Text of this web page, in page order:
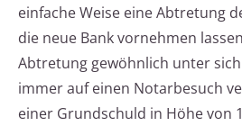
einfache Weise eine Abtretung
die neue Bank vornehmen
Abtretung gewöhnlich unter
immer auf einen Notarbesuch
einer Grundschuld in Höhe von